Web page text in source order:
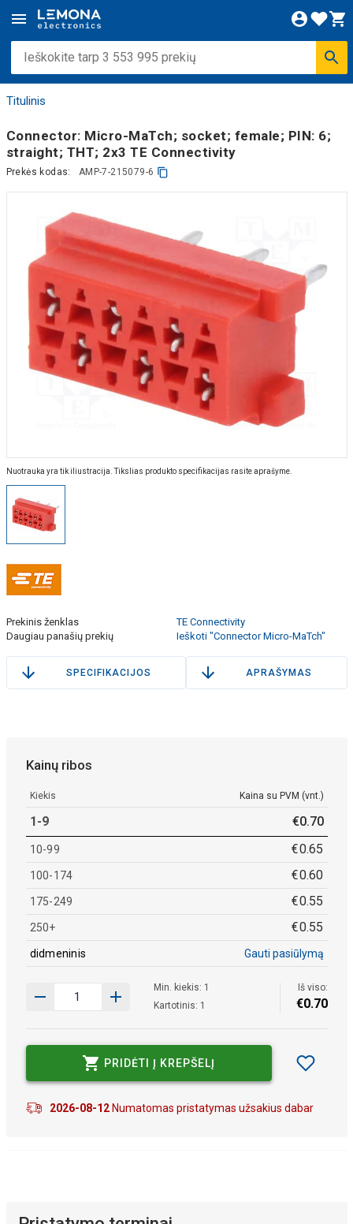
Titulinis
Connector: Micro-MaTch; socket; female; PIN: 6;
straight; THT; 2x3 TE Connectivity
Prekės kodas: AMP-7-215079-6
Nuotrauka yra tik iliustracija. Tikslias produkto specifikacijas rasite aprašyme.
Prekinis ženklas
TE Connectivity
Daugiau panašių prekių
Ieškoti "Connector Micro-MaTch"
SPECIFIKACIJOS APRAŠYMAS
Kainų ribos
Kiekis Kaina su PVM (vnt.)
1-9 €0.70
10-99 €0.65
100-174 €0.60
175-249 €0.55
250+ €0.55
didmeninis Gauti pasiūlymą
Min. kiekis: 1
Kartotinis: 1
Iš viso:
€0.70
PRIDĖTI Į KREPŠELĮ
2026-08-12Numatomas pristatymas užsakius dabar